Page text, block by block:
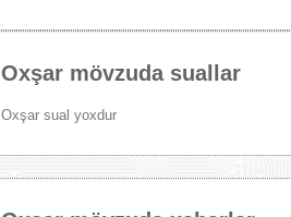
Oxşar mövzuda suallar
Oxşar sual yoxdur